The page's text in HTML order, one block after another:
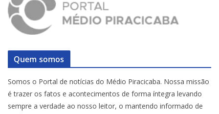
Quem somos
Somos o Portal de notícias do Médio Piracicaba. Nossa missão
é trazer os fatos e acontecimentos de forma íntegra levando
sempre a verdade ao nosso leitor, o mantendo informado de